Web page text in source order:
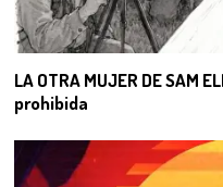
LA OTRA MUJER DE SAM
prohibida